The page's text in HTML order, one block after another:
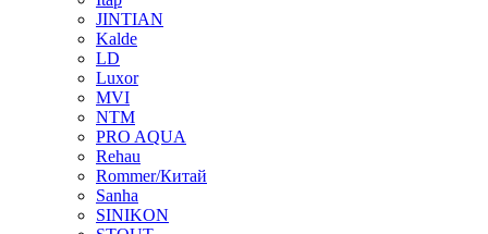
JINTIAN
Kalde
LD
Luxor
MVI
NTM
PRO AQUA
Rehau
Rommer/Китай
Sanha
SINIKON